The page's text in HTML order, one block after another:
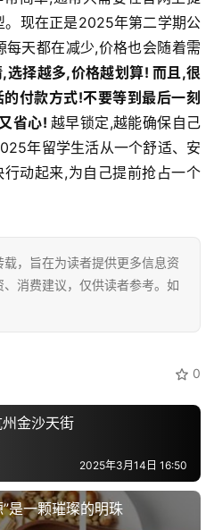
。现在正是2025年第二学期公
天都在减少,价格也会随着需
选择越多,价格越划算! 而且,很
付款方式!不要等到最后一刻
省心! 越早锁定,越能确保自己
年留学生活从一个舒适、安
动起来,为自己提前抢占一个
载，旨在为读者提供更多信息资
消费建议，仅供读者参考。如
0
金沙天街
2025年3月14日 16:50
是一颗璀璨的明珠